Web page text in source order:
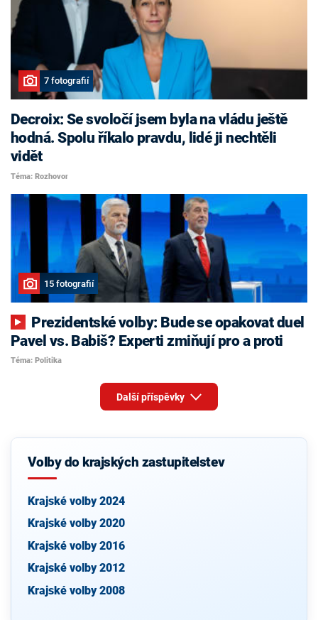
7 fotografií
Decroix: Se svoločí jsem byla na vládu ještě
hodná. Spolu říkalo pravdu, lidé ji nechtěli
vidět
Téma: Rozhovor
15 fotografií
Pavel vs. Babiš? Experti zmiňují pro a proti
Téma: Politika
Další příspěvky
Volby do krajských zastupitelstev
Krajské volby 2024
Krajské volby 2020
Krajské volby 2016
Krajské volby 2012
Krajské volby 2008